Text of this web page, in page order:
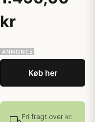
kr
Køb her
Fri fragt over kr.